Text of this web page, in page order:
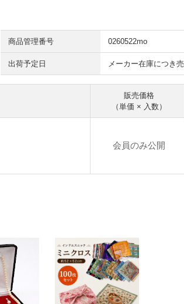
商品管理番号 0260522mo
出荷予定日 メーカー在庫につき
販売価格
（単価 × 入数）
会員のみ公開